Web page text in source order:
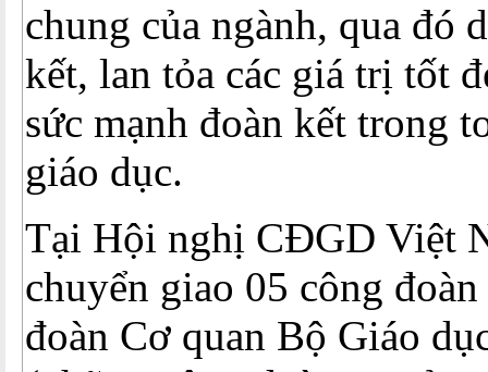
chung của ngành, qua đó
kết, lan tỏa các giá trị tốt
sức mạnh đoàn kết trong
giáo dục.
Tại Hội nghị CĐGD Việt
chuyển giao 05 công
đoàn Cơ quan Bộ Giáo